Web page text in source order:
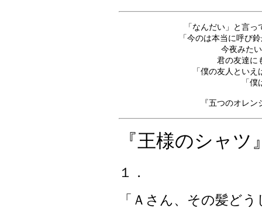
「なんだい」と言
「今のは本当に呼び
今夜みた
君の友達に
「僕の友人とい
「
『五つのオレ
『王様のシャツ
１．
「Ａさん、その髪ど